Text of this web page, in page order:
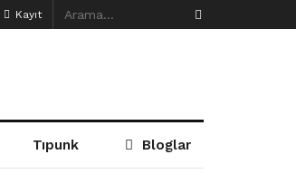
Kayıt
Tıpunk Bloglar